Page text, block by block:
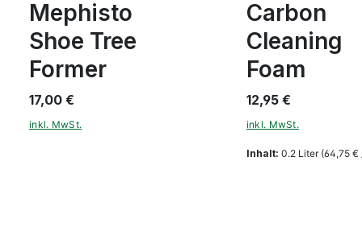
Mephisto
Shoe Tree
Former
17,00 €
inkl. MwSt.
Carbon
Cleaning
Foam
Inhalt: 0.2 Liter (64,75 €
12,95 €
inkl. MwSt.